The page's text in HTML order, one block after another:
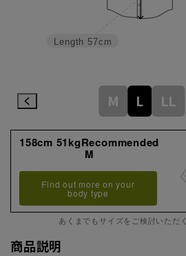
Length 57cm
M L LL
158cm 51kgRecommended
M
Find out more on your
body type
あくまでもサイズをご検討いただ
商品説明